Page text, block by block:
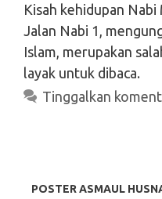
Kisah kehidupan
Jalan Nabi 1,
Islam, merupakan
layak untuk dibaca.
Tinggalkan
Search
POSTER ASMAUL